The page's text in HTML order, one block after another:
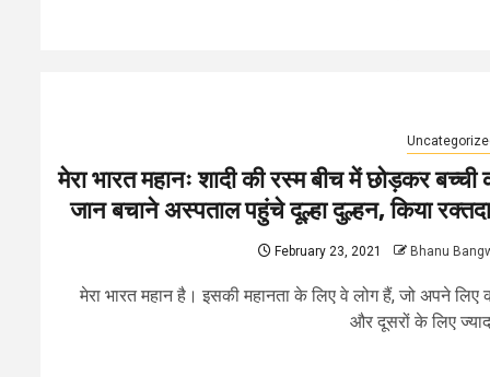
मेरा भारत महानः शादी की रस्म बीच में छोड़कर बच्ची
जान बचाने अस्पताल पहुंचे दूल्हा दुल्हन, किया
February 23, 2021 Bhanu
मेरा भारत महान है। इसकी महानता के लिए वे लोग हैं, जो अपने लिए
और दूसरों के लिए